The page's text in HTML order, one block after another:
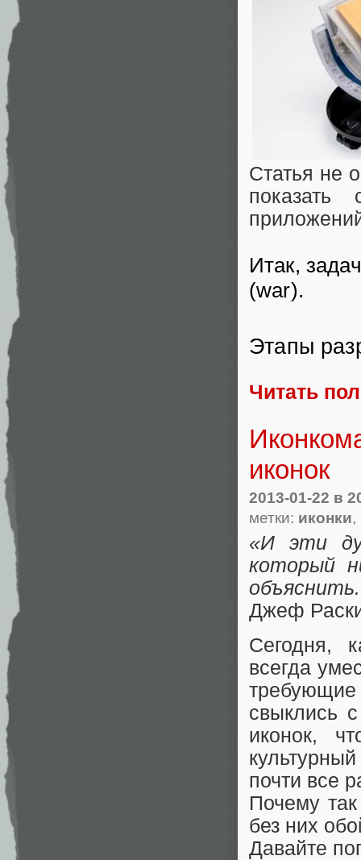
Статья не
показать
Итак,
(war).
Этапы
Читать
иконок
2013-01-22 в
метки: иконки,
«И эти
который
Джеф
Сегодня,
всегда
требующие
свыклись
иконок,
почти все
Почему
без них
Давайте